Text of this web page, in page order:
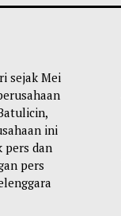
sejak Mei
ini
pers dan
pers